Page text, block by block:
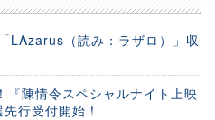
（読み：ラザロ）」収
『陳情令スペシャルナイト上映
行受付開始！